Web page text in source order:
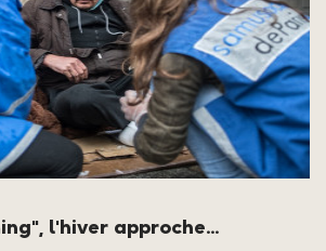
l'hiver approche...